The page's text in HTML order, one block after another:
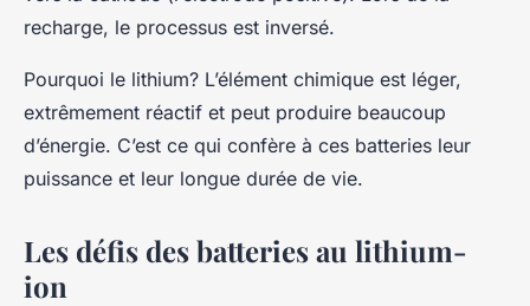
recharge, le processus est inversé.
Pourquoi le lithium? L’élément chimique est léger,
extrêmement réactif et peut produire beaucoup
d’énergie. C’est ce qui confère à ces batteries leur
puissance et leur longue durée de vie.
Les défis des batteries au lithium-
ion